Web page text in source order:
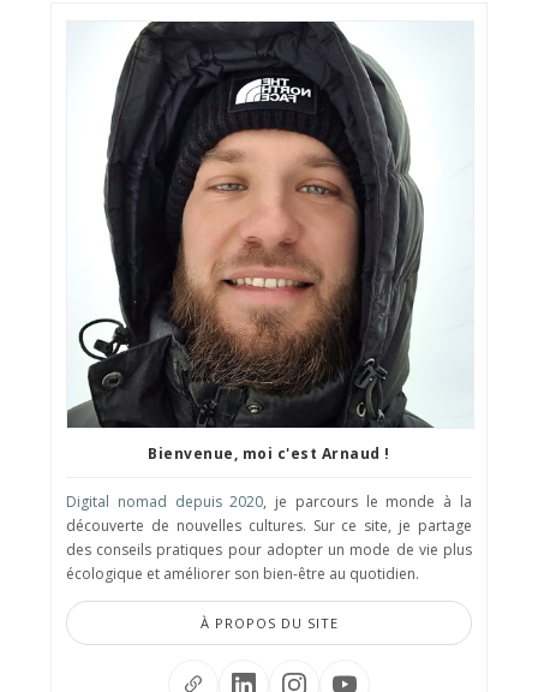
Bienvenue, moi c'est Arnaud !
Digital nomad depuis 2020, je parcours le monde à la
découverte de nouvelles cultures. Sur ce site, je partage
des conseils pratiques pour adopter un mode de vie plus
écologique et améliorer son bien-être au quotidien.
À PROPOS DU SITE